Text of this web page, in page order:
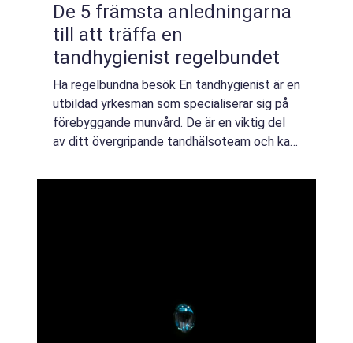
De 5 främsta anledningarna
till att träffa en
tandhygienist regelbundet
Ha regelbundna besök En tandhygienist är en
utbildad yrkesman som specialiserar sig på
förebyggande munvård. De är en viktig del
av ditt övergripande tandhälsoteam och kan
friskt tandkött. Här är de fem främ...